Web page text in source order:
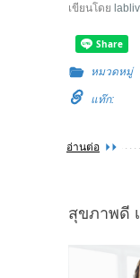
เขียนโดย
หมวดหมู่
แท๊ก:
อ่านต่อ
สุขภาพดี